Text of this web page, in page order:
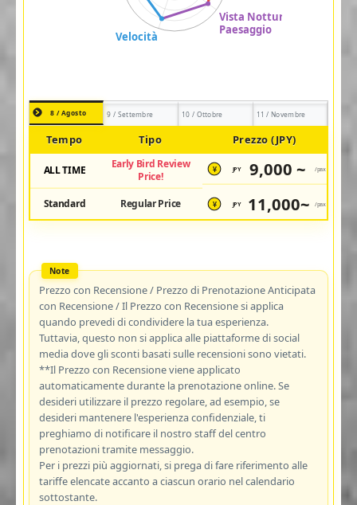
8 / Agosto 9 / Settembre 10 / Ottobre 11 / Novembre
Tempo Tipo Prezzo (JPY)
ALL TIME
Early Bird Review
Price!
¥ JPY 9,000 ~ /pax
Standard Regular Price ¥ JPY 11,000~ /pax
Prezzo con Recensione / Prezzo di Prenotazione Anticipata
con Recensione / Il Prezzo con Recensione si applica
quando prevedi di condividere la tua esperienza.
Tuttavia, questo non si applica alle piattaforme di social
media dove gli sconti basati sulle recensioni sono vietati.
**Il Prezzo con Recensione viene applicato
automaticamente durante la prenotazione online. Se
desideri utilizzare il prezzo regolare, ad esempio, se
desideri mantenere l'esperienza confidenziale, ti
preghiamo di notificare il nostro staff del centro
prenotazioni tramite messaggio.
Per i prezzi più aggiornati, si prega di fare riferimento alle
tariffe elencate accanto a ciascun orario nel calendario
sottostante.